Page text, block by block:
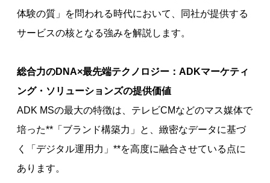
体験の質」を問われる時代において、同社が提供する
サービスの核となる強みを解説します。
総合力のDNA×最先端テクノロジー：ADKマーケティ
ング・ソリューションズの提供価値
ADK MSの最大の特徴は、テレビCMなどのマス媒体で
培った**「ブランド構築力」と、緻密なデータに基づ
く「デジタル運用力」**を高度に融合させている点に
あります。